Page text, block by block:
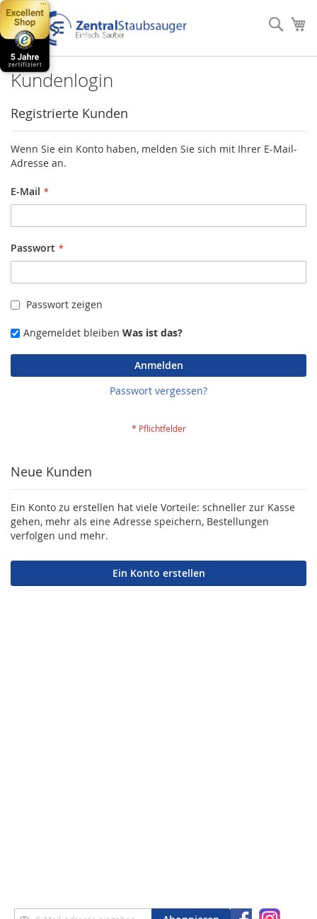
Direkt
zum
Inhalt
Kundenlogin
Registrierte Kunden
Wenn Sie ein Konto haben, melden Sie sich mit Ihrer E-Mail-
Adresse an.
E-Mail
Passwort
Passwort zeigen
Angemeldet bleiben Was ist das?
Anmelden
Passwort vergessen?
Neue Kunden
Ein Konto zu erstellen hat viele Vorteile: schneller zur Kasse
gehen, mehr als eine Adresse speichern, Bestellungen
verfolgen und mehr.
Ein Konto erstellen
Anmeldung